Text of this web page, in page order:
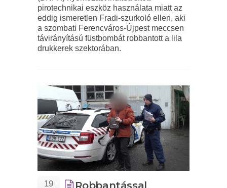
pirotechnikai eszköz használata miatt az
eddig ismeretlen Fradi-szurkoló ellen, aki
a szombati Ferencváros-Újpest meccsen
távirányítású füstbombát robbantott a lila
drukkerek szektorában.
19